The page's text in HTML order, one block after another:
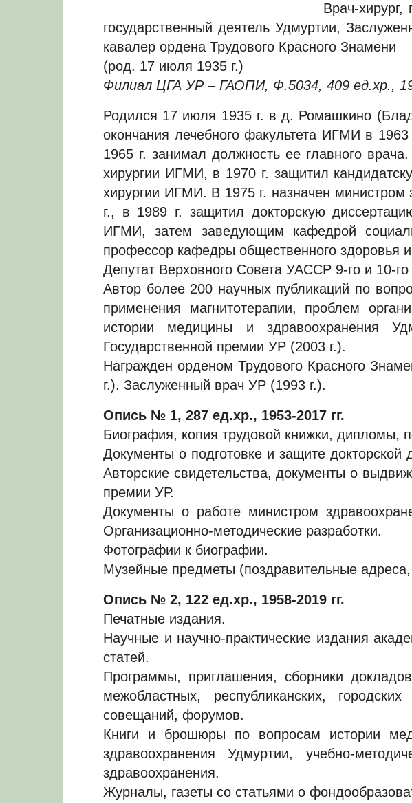
Врач-
государственный деятель Удмуртии,
кавалер ордена Трудового Красного Знамени
(род. 17 июля 1935 г.)
Филиал ЦГА УР – ГАОПИ, Ф.5034, 409 ед.хр.,
Родился 17 июля 1935 г. в д. Ромашкино
окончания лечебного факультета ИГМИ в
1965 г. занимал должность ее главного
хирургии ИГМИ, в 1970 г. защитил
хирургии ИГМИ. В 1975 г. назначен
г., в 1989 г. защитил докторскую
ИГМИ, затем заведующим кафедрой
профессор кафедры общественного здоровья
Депутат Верховного Совета УАССР 9-го и 10-го
Автор более 200 научных публикаций по
применения магнитотерапии, проблем
истории медицины и здравоохранения
Государственной премии УР (2003 г.).
Награжден орденом Трудового Красного
г.). Заслуженный врач УР (1993 г.).
Опись № 1, 287 ед.хр., 1953-2017 гг.
Биография, копия трудовой книжки, дипломы,
Документы о подготовке и защите
Авторские свидетельства, документы о
премии УР.
Документы о работе министром
Организационно-методические разработки.
Фотографии к биографии.
Музейные предметы (поздравительные
Опись № 2, 122 ед.хр., 1958-2019 гг.
Печатные издания.
Научные и научно-практические издания
статей.
Программы, приглашения, сборники
межобластных, республиканских,
совещаний, форумов.
Книги и брошюры по вопросам истории
здравоохранения Удмуртии, учебно-
здравоохранения.
Журналы, газеты со статьями о